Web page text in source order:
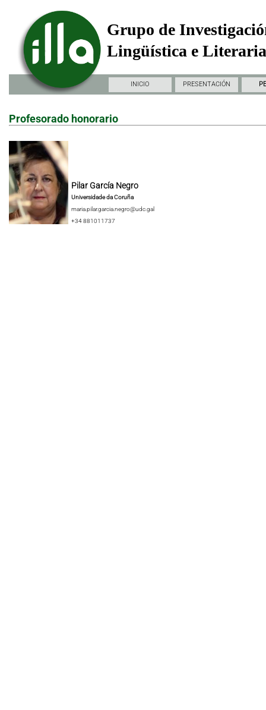
Grupo de
Lingüística e
INICIO PRESENTACIÓN
Profesorado honorario
Pilar García Negro
Universidade da Coruña
maria.pilar.garcia.negro@udc.gal
+34 881011737